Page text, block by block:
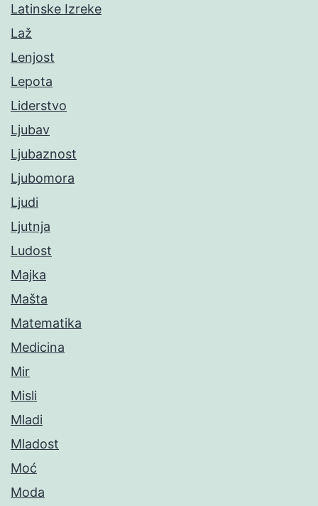
Latinske Izreke
Laž
Lenjost
Lepota
Liderstvo
Ljubav
Ljubaznost
Ljubomora
Ljudi
Ljutnja
Ludost
Majka
Mašta
Matematika
Medicina
Mir
Misli
Mladi
Mladost
Moć
Moda